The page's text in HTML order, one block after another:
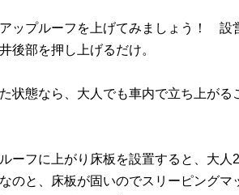
ップルーフを上げてみましょう！ 設
後部を押し上げるだけ。
状態なら、大人でも車内で立ち上がる
ーフに上がり床板を設置すると、大人
のと、床板が固いのでスリーピング